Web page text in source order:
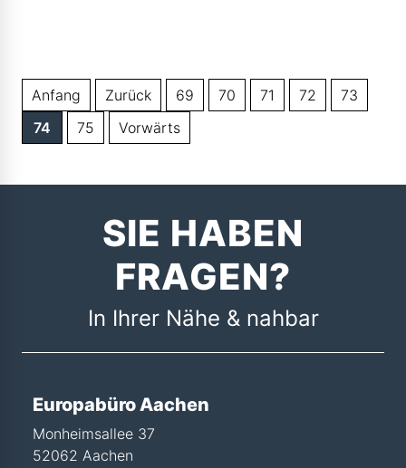
Anfang Zurück 69 70 71 72
73
74
75 Vorwärts
SIE HABEN
FRAGEN?
In Ihrer Nähe & nahbar
Europabüro Aachen
Monheimsallee 37
52062 Aachen